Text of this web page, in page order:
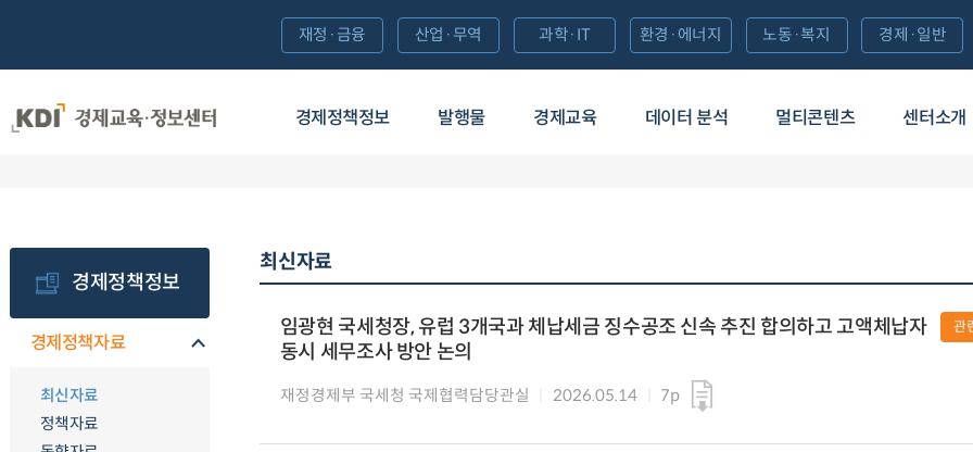
경제정책정보 발행물 경제교육 데이터 분석 멀티콘텐츠 센터소개
재정·금융 산업·무역 과학·IT 환경·에너지 노동·복지 경제·일반
경제정책정보
경제정책자료
최신자료
정책자료
최신자료
임광현 국세청장, 유럽 3개국과 체납세금 징수공조 신속 추진 합의하고 고액체납자
동시 세무조사 방안 논의
재정경제부 국세청 국제협력담당관실 2026.05.14 7p
관